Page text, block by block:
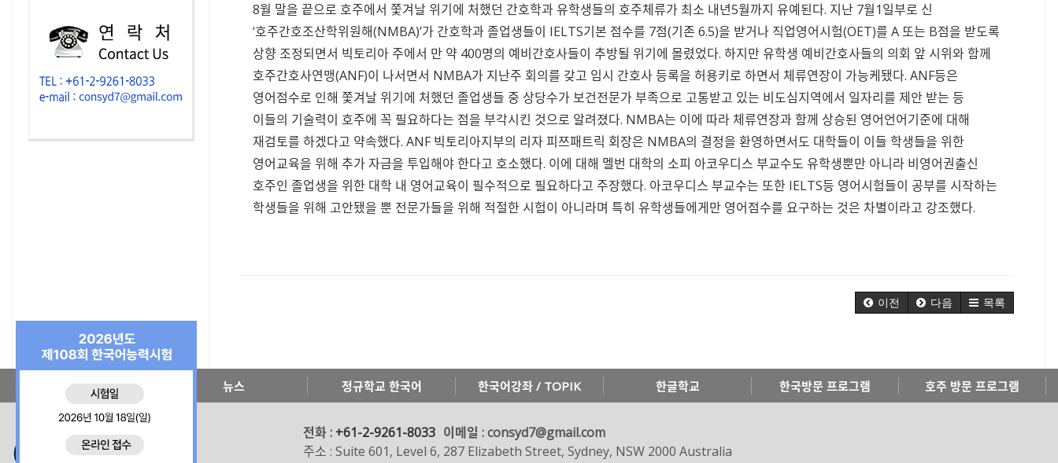
8월 말을 끝으로 호주에서 쫓겨날 위기에 처했던 간호학과 유학생들의 호주체류가 최소 내년5월까지 유예된다. 지난 7월1일부로 신
‘호주간호조산학위원해(NMBA)’가 간호학과 졸업생들이 IELTS기본 점수를 7점(기존 6.5)을 받거나 직업영어시험(OET)를 A 또는 B점을 받도록
상향 조정되면서 빅토리아 주에서 만 약 400명의 예비간호사들이 추방될 위기에 몰렸었다. 하지만 유학생 예비간호사들의 의회 앞 시위와 함께
호주간호사연맹(ANF)이 나서면서 NMBA가 지난주 회의를 갖고 임시 간호사 등록을 허용키로 하면서 체류연장이 가능케됐다. ANF등은
영어점수로 인해 쫓겨날 위기에 처했던 졸업생들 중 상당수가 보건전문가 부족으로 고통받고 있는 비도심지역에서 일자리를 제안 받는 등
이들의 기술력이 호주에 꼭 필요하다는 점을 부각시킨 것으로 알려졌다. NMBA는 이에 따라 체류연장과 함께 상승된 영어언어기준에 대해
재검토를 하겠다고 약속했다. ANF 빅토리아지부의 리자 피쯔패트릭 회장은 NMBA의 결정을 환영하면서도 대학들이 이들 학생들을 위한
영어교육을 위해 추가 자금을 투입해야 한다고 호소했다. 이에 대해 멜번 대학의 소피 아코우디스 부교수도 유학생뿐만 아니라 비영어권출신
호주인 졸업생을 위한 대학 내 영어교육이 필수적으로 필요하다고 주장했다. 아코우디스 부교수는 또한 IELTS등 영어시험들이 공부를 시작하는
학생들을 위해 고안됐을 뿐 전문가들을 위해 적절한 시험이 아니라며 특히 유학생들에게만 영어점수를 요구하는 것은 차별이라고 강조했다.
이전 다음 목록
한국교육원 소개 뉴스 정규학교 한국어 한국어강좌 / TOPIK 한글학교 한국방문 프로그램 호주 방문 프로그램
전화 : +61-2-9261-8033 이메일 : consyd7@gmail.com
주소 : Suite 601, Level 6, 287 Elizabeth Street, Sydney, NSW 2000 Australia